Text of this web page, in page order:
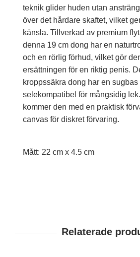
teknik glider huden utan
över det hårdare skaftet, vilket
känsla. Tillverkad av premium
denna 19 cm dong har en
och en rörlig förhud, vilket gör
ersättningen för en riktig penis.
kroppssäkra dong har en sugbas
selekompatibel för mångsidig
kommer den med en praktisk
canvas för diskret förvaring.
Mått: 22 cm x 4.5 cm